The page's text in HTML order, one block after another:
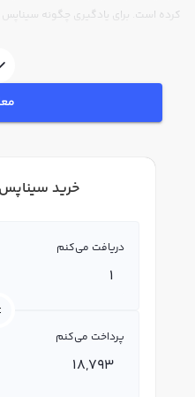
کرده است. برای یادگیری چگونه سیناپس
بپردازید. در بازار رابکس، قیمت
دسترس شما قرار دارد تا بتوانید
خرید سیناپس
دریافت می‌کنم
پرداخت می‌کنم